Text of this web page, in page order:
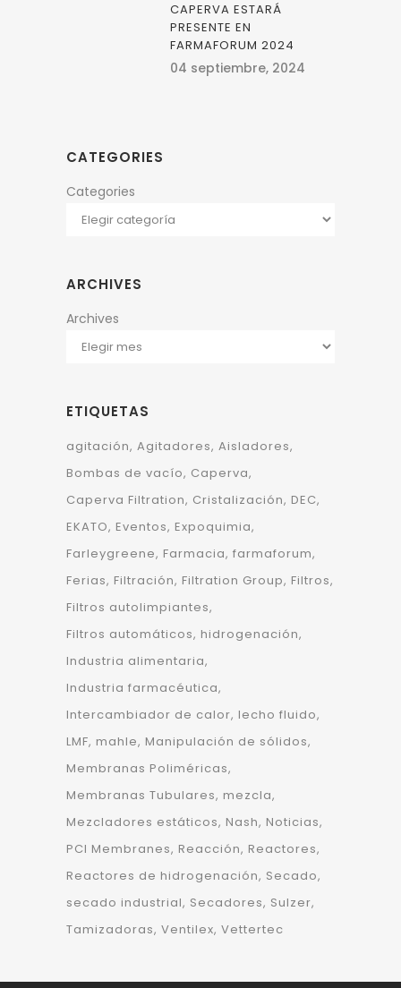
CAPERVA ESTARÁ
PRESENTE EN
FARMAFORUM 2024
04 septiembre, 2024
CATEGORIES
Categories
ARCHIVES
Archives
ETIQUETAS
agitación Agitadores Aisladores
Bombas de vacío Caperva
Caperva Filtration Cristalización DEC
EKATO Eventos Expoquimia
Farleygreene Farmacia farmaforum
Ferias Filtración Filtration Group Filtros
Filtros autolimpiantes
Filtros automáticos hidrogenación
Industria alimentaria
Industria farmacéutica
Intercambiador de calor lecho fluido
LMF mahle Manipulación de sólidos
Membranas Poliméricas
Membranas Tubulares mezcla
Mezcladores estáticos Nash Noticias
PCI Membranes Reacción Reactores
Reactores de hidrogenación Secado
secado industrial Secadores Sulzer
Tamizadoras Ventilex Vettertec